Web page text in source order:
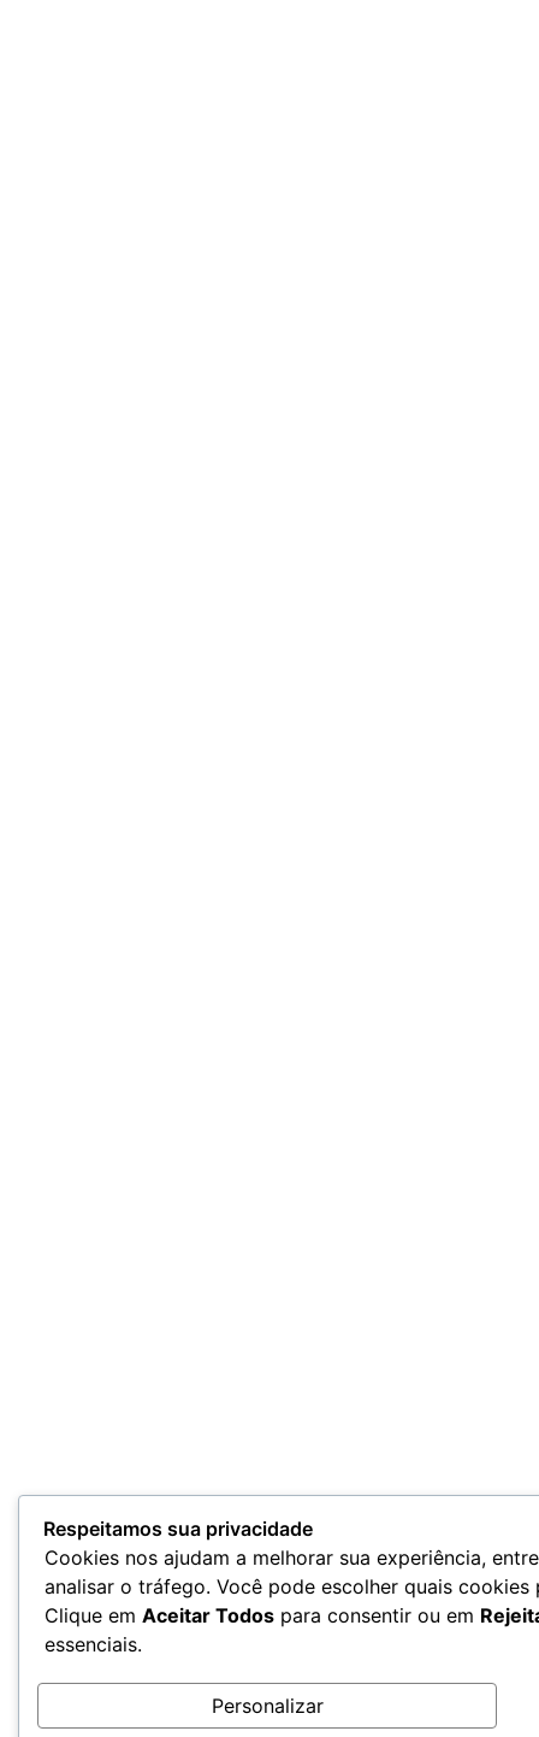
Respeitamos sua privacidade
Cookies nos ajudam a melhorar sua experiência,
analisar o tráfego. Você pode escolher quais
Clique em Aceitar Todos para consentir ou em
essenciais.
Personalizar